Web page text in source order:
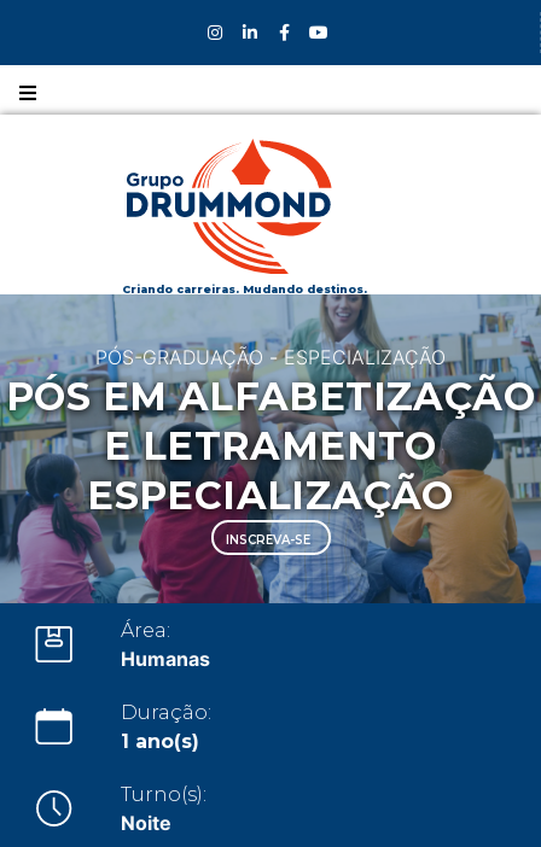
INGRESSO
Bolsas e
DESCONTOS
Fale
CONOSCO
POLO EAD
Criando carreiras. Mudando destinos.
PÓS-GRADUAÇÃO -ESPECIALIZAÇÃO
PÓS EM ALFABETIZAÇÃO
E LETRAMENTO
ESPECIALIZAÇÃO
INSCREVA-SE
Área:
Humanas
Duração:
1 ano(s)
Turno(s):
Noite